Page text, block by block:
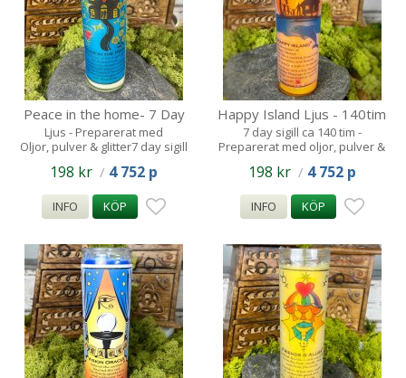
Peace in the home- 7 Day
Spell Candle- 140tim
Ljus - Preparerat med
Oljor, pulver & glitter7 day sigill
198 kr / 4 752 p
INFO KÖP
Happy Island Ljus - 140tim
7 day sigill ca 140 tim -
Preparerat med oljor, pulver &
198 kr / 4 752 p
INFO KÖP